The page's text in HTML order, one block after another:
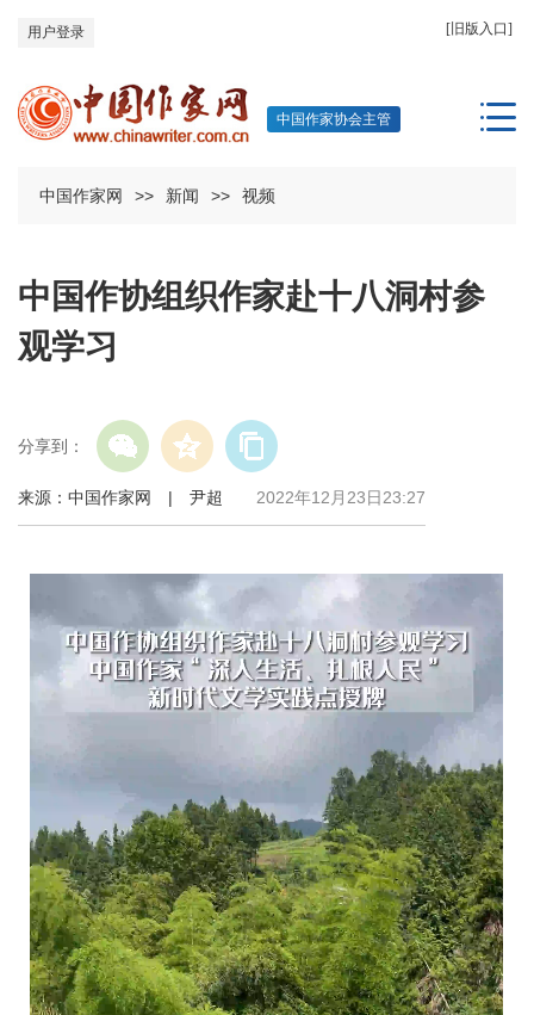
[旧版入口]
用户登录
中国作家协会主管
中国作家网 >> 新闻 >> 视频
中国作协组织作家赴十八洞村参
观学习
分享到：
来源：中国作家网 | 尹超 2022年12月23日23:27